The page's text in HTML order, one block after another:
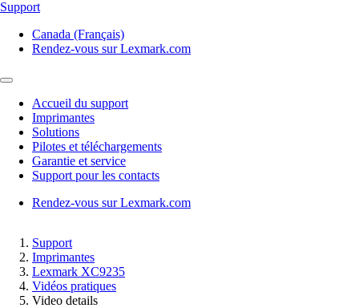
Support
Canada (Français)
Rendez-vous sur Lexmark.com
Accueil du support
Imprimantes
Solutions
Pilotes et téléchargements
Garantie et service
Support pour les contacts
Rendez-vous sur Lexmark.com
Support
Imprimantes
Lexmark XC9235
Vidéos pratiques
Video details